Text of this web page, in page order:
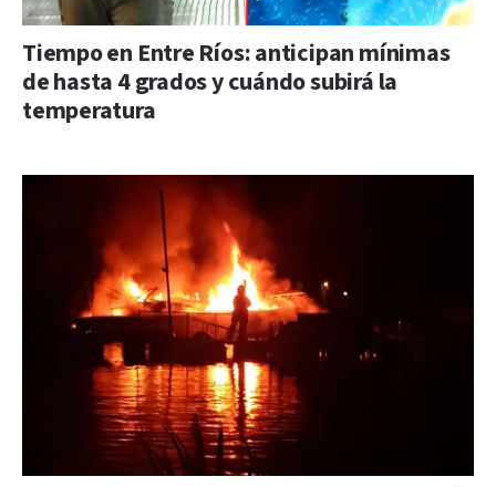
Tiempo en Entre Ríos: anticipan mínimas
de hasta 4 grados y cuándo subirá la
temperatura